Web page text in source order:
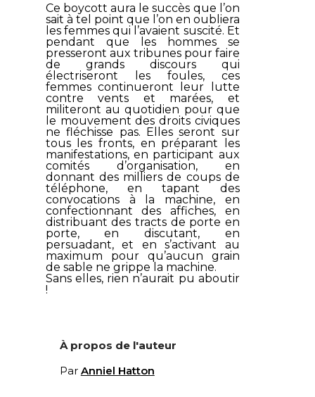
Ce boycott aura le succès que l’on
sait à tel point que l’on en oubliera
les femmes qui l’avaient suscité. Et
pendant que les hommes se
presseront aux tribunes pour faire
de grands discours qui
électriseront les foules, ces
femmes continueront leur lutte
contre vents et marées, et
militeront au quotidien pour que
le mouvement des droits civiques
ne fléchisse pas. Elles seront sur
tous les fronts, en préparant les
manifestations, en participant aux
comités d’organisation, en
donnant des milliers de coups de
téléphone, en tapant des
convocations à la machine, en
confectionnant des affiches, en
distribuant des tracts de porte en
porte, en discutant, en
persuadant, et en s’activant au
maximum pour qu’aucun grain
de sable ne grippe la machine.
Sans elles, rien n’aurait pu aboutir
!
À propos de l'auteur
Par Anniel Hatton